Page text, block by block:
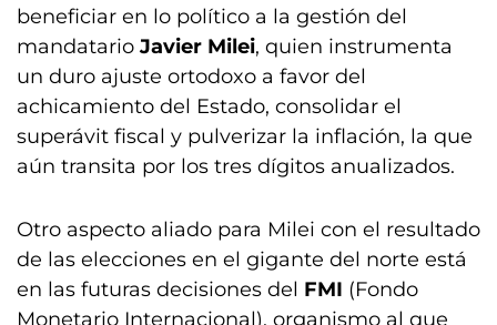
beneficiar en lo político a la gestión del
mandatario Javier Milei, quien instrumenta
un duro ajuste ortodoxo a favor del
achicamiento del Estado, consolidar el
superávit fiscal y pulverizar la inflación, la que
aún transita por los tres dígitos anualizados.
Otro aspecto aliado para Milei con el resultado
de las elecciones en el gigante del norte está
en las futuras decisiones del FMI (Fondo
Monetario Internacional), organismo al que